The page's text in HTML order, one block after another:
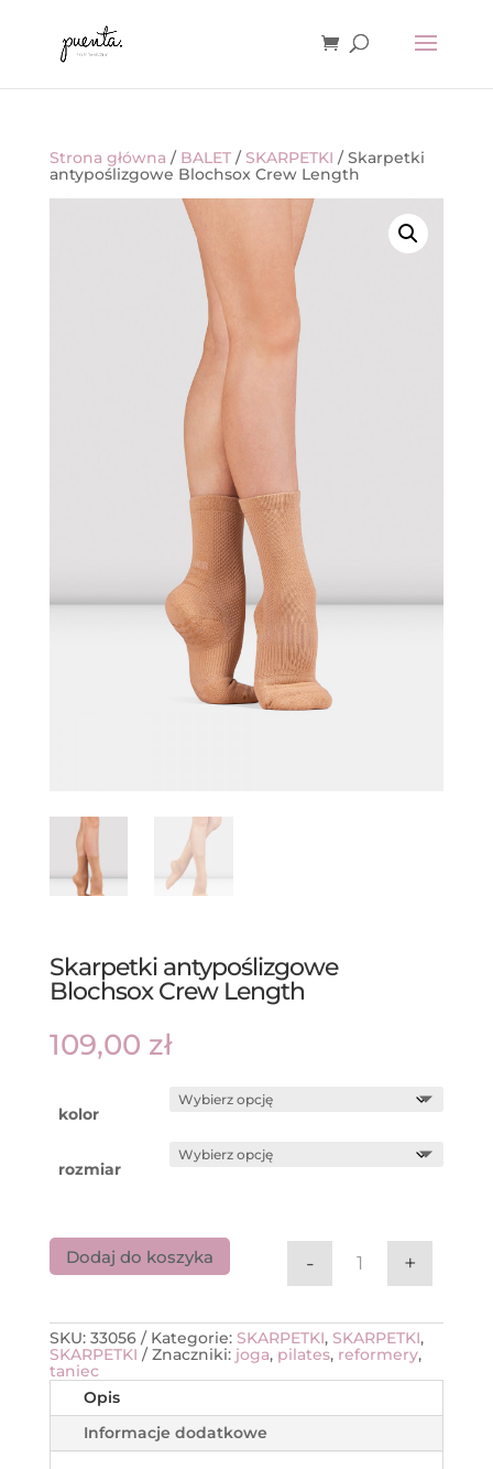
Strona główna / BALET/ SKARPETKI / Skarpetki
antypoślizgowe Blochsox Crew Length
Skarpetki antypoślizgowe
Blochsox Crew Length
109,00 zł
kolor
rozmiar
ilość Skarpetki
- +
Dodaj do koszyka
SKU: 33056 Kategorie: SKARPETKI, SKARPETKI,
SKARPETKI
Znaczniki: joga, pilates, reformery,
taniec
Opis
Informacje dodatkowe